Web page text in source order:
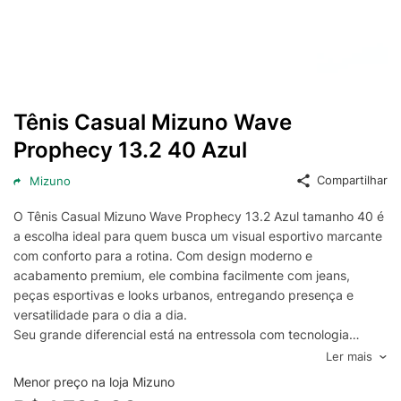
Tênis Casual Mizuno Wave
Prophecy 13.2 40 Azul
Mizuno Compartilhar
O Tênis Casual Mizuno Wave Prophecy 13.2 Azul tamanho 40 é
a escolha ideal para quem busca um visual esportivo marcante
com conforto para a rotina. Com design moderno e
acabamento premium, ele combina facilmente com jeans,
peças esportivas e looks urbanos, entregando presença e
versatilidade para o dia a dia.
Seu grande diferencial está na entressola com tecnologia
Mizuno Wave, que ajuda a proporcionar amortecimento
responsivo e sensação de estabilidade a cada passada. O
cabedal é desenvolvido para favorecer a ventilação e o ajuste
Ler mais
Menor preço na loja Mizuno